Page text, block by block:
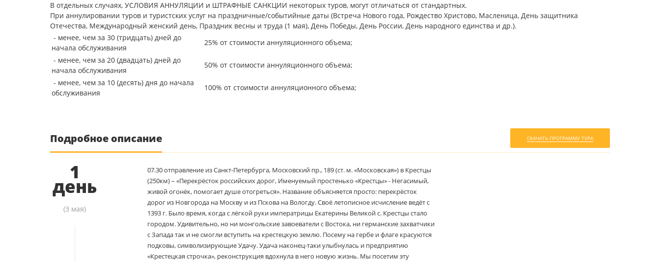
В отдельных случаях, УСЛОВИЯ АННУЛЯЦИИ и ШТРАФНЫЕ САНКЦИИ некоторых туров, могут отличаться от стандартных.
При аннулировании туров и туристских услуг на праздничные/событийные даты (Встреча Нового года, Рождество Христово, Масленица, День защитника
Отечества, Международный женский день, Праздник весны и труда (1 мая), День Победы, День России, День народного единства и др.).
- менее, чем за 30 (тридцать) дней до
начала обслуживания
25% от стоимости аннуляционного объема;
- менее, чем за 20 (двадцать) дней до
начала обслуживания
50% от стоимости аннуляционного объема;
- менее, чем за 10 (десять) дня до начала
обслуживания
100% от стоимости аннуляционного объема;
Подробное описание СКАЧАТЬ ПРОГРАММУ ТУРА
1
день
(3 мая)
07.30 отправление из Санкт-Петербурга, Московский пр., 189 (ст. м. «Московская») в Крестцы
(250км) – «Перекрёсток российских дорог, Именуемый простенько «Крестцы» - Негасимый,
живой огонёк, помогает душе отогреться». Название объясняется просто: перекрёсток
дорог из Новгорода на Москву и из Пскова на Вологду. Своё летописное исчисление ведёт с
1393 г. Было время, когда с лёгкой руки императрицы Екатерины Великой с. Крестцы стало
городом. Удивительно, но ни монгольские завоеватели с Востока, ни германские захватчики
с Запада так и не смогли вступить на крестецкую землю. Посему на гербе и флаге красуются
подковы, символизирующие Удачу. Удача наконец-таки улыбнулась и предприятию
«Крестецкая строчка», реконструкция вдохнула в него новую жизнь. Мы посетим эту